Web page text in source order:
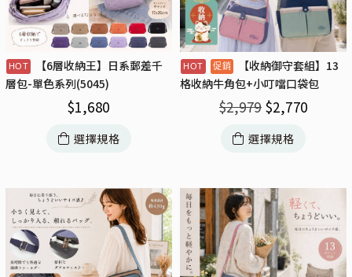
【6層收納王】日系郵差千
層包-單色系列(5045)
$1,680
選擇規格
【收納御守套組】13
格收納牛角包+小叮噹口袋包
$2,979 $2,770
選擇規格